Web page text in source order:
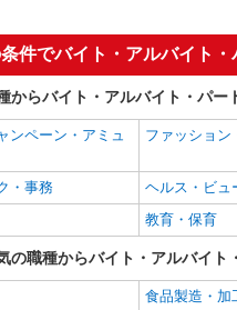
神立駅の求人を探す
未経験歓迎
フリーター歓
～）活躍中
シニア（60代
企業のグループ会
扶養内勤務OK
OK
交通費支給
制服貸与
件でバイト・アルバイト
からバイト・アルバイト・パー
ンペーン・アミュ
ファッション
・事務
ヘルス・ビュ
教育・保育
の職種からバイト・アルバイト
食品製造・加